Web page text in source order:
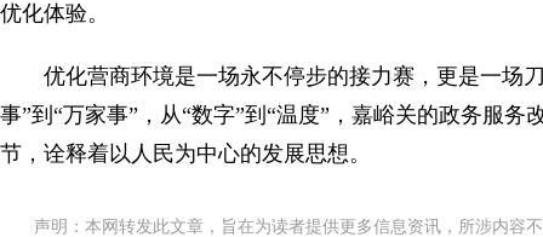
优化体验。
优化营商环境是一场永不停步的接力赛，更是一场
事”到“万家事”，从“数字”到“温度”，嘉峪关的政务服
节，诠释着以人民为中心的发展思想。
声明：本网转发此文章，旨在为读者提供更多信息资讯，所涉内容